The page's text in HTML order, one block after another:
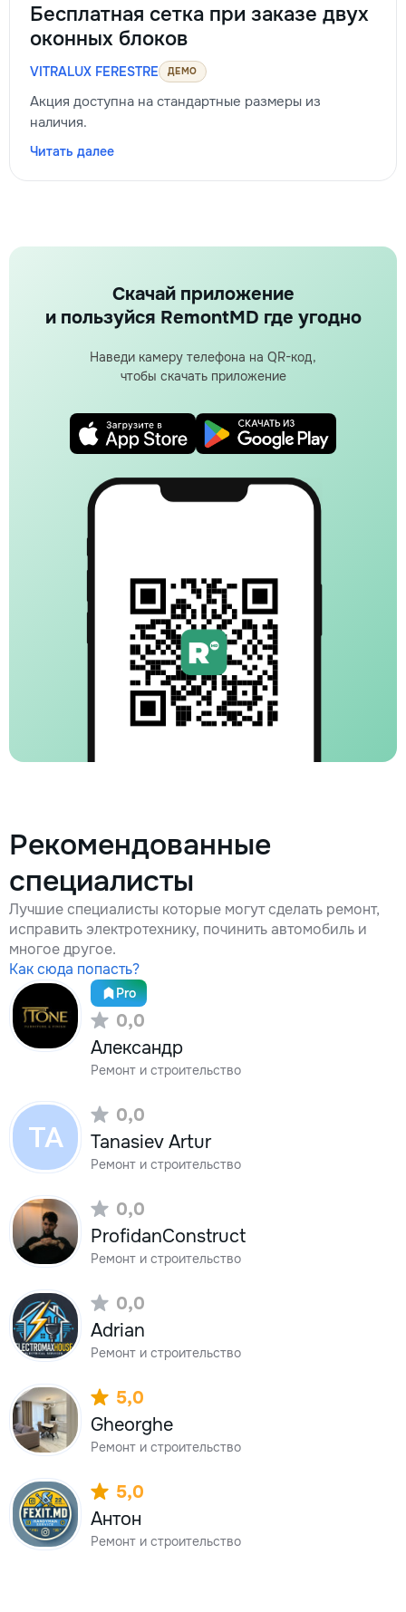
Бесплатная сетка при заказе двух
оконных блоков
VITRALUX FERESTRE ДЕМО
Акция доступна на стандартные размеры из
наличия.
Читать далее
Скачай приложение
и пользуйся RemontMD где угодно
Наведи камеру телефона на QR-код,
чтобы скачать приложение
Рекомендованные
специалисты
Лучшие специалисты которые могут сделать ремонт,
исправить электротехнику, починить автомобиль и
многое другое.
Как сюда попасть?
Pro
0,0
Александр
Ремонт и строительство
TA
0,0
Tanasiev Artur
Ремонт и строительство
0,0
ProfidanConstruct
Ремонт и строительство
0,0
Adrian
Ремонт и строительство
5,0
Gheorghe
Ремонт и строительство
5,0
Антон
Ремонт и строительство